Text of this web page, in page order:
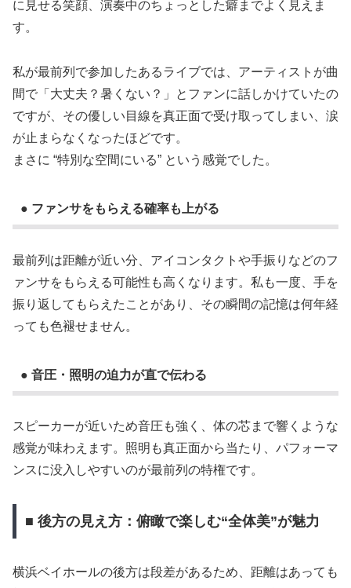
に見せる笑顔、演奏中のちょっとした癖までよく見えま
す。
私が最前列で参加したあるライブでは、アーティストが曲
間で「大丈夫？暑くない？」とファンに話しかけていたの
ですが、その優しい目線を真正面で受け取ってしまい、涙
が止まらなくなったほどです。
まさに “特別な空間にいる” という感覚でした。
● ファンサをもらえる確率も上がる
最前列は距離が近い分、アイコンタクトや手振りなどのフ
ァンサをもらえる可能性も高くなります。私も一度、手を
振り返してもらえたことがあり、その瞬間の記憶は何年経
っても色褪せません。
● 音圧・照明の迫力が直で伝わる
スピーカーが近いため音圧も強く、体の芯まで響くような
感覚が味わえます。照明も真正面から当たり、パフォーマ
ンスに没入しやすいのが最前列の特権です。
■ 後方の見え方：俯瞰で楽しむ“全体美”が魅力
横浜ベイホールの後方は段差があるため、距離はあっても